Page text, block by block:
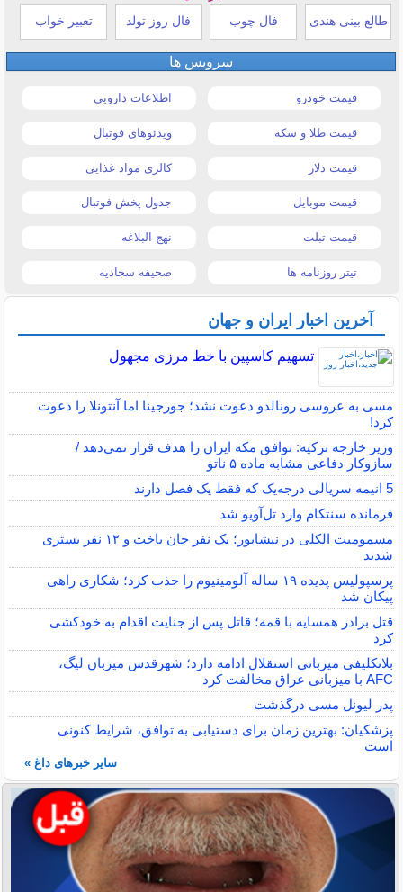
طالع بینی هندی فال چوب فال روز تولد تعبیر خواب
سرویس ها
قیمت خودرو اطلاعات دارویی
قیمت طلا و سکه ویدئوهای فوتبال
قیمت دلار کالری مواد غذایی
قیمت موبایل جدول پخش فوتبال
قیمت تبلت نهج البلاغه
تیتر روزنامه ها صحیفه سجادیه
آخرین اخبار ایران و جهان
تسهیم کاسپین با خط مرزی مجهول
مسی به عروسی رونالدو دعوت نشد؛ جورجینا اما آنتونلا را دعوت
کرد!
وزیر خارجه ترکیه: توافق مکه ایران را هدف قرار نمی‌دهد /
سازوکار دفاعی مشابه ماده ۵ ناتو
5 انیمه سریالی درجه‌یک که فقط یک فصل دارند
فرمانده سنتکام وارد تل‌آویو شد
مسمومیت الکلی در نیشابور؛ یک نفر جان باخت و ۱۲ نفر بستری
شدند
پرسپولیس پدیده ۱۹ ساله آلومینیوم را جذب کرد؛ شکاری راهی
پیکان شد
قتل برادر همسایه با قمه؛ قاتل پس از جنایت اقدام به خودکشی
کرد
بلاتکلیفی میزبانی استقلال ادامه دارد؛ شهرقدس میزبان لیگ،
AFC با میزبانی عراق مخالفت کرد
پدر لیونل مسی درگذشت
پزشکیان: بهترین زمان برای دستیابی به توافق، شرایط کنونی
است
سایر خبرهای داغ »